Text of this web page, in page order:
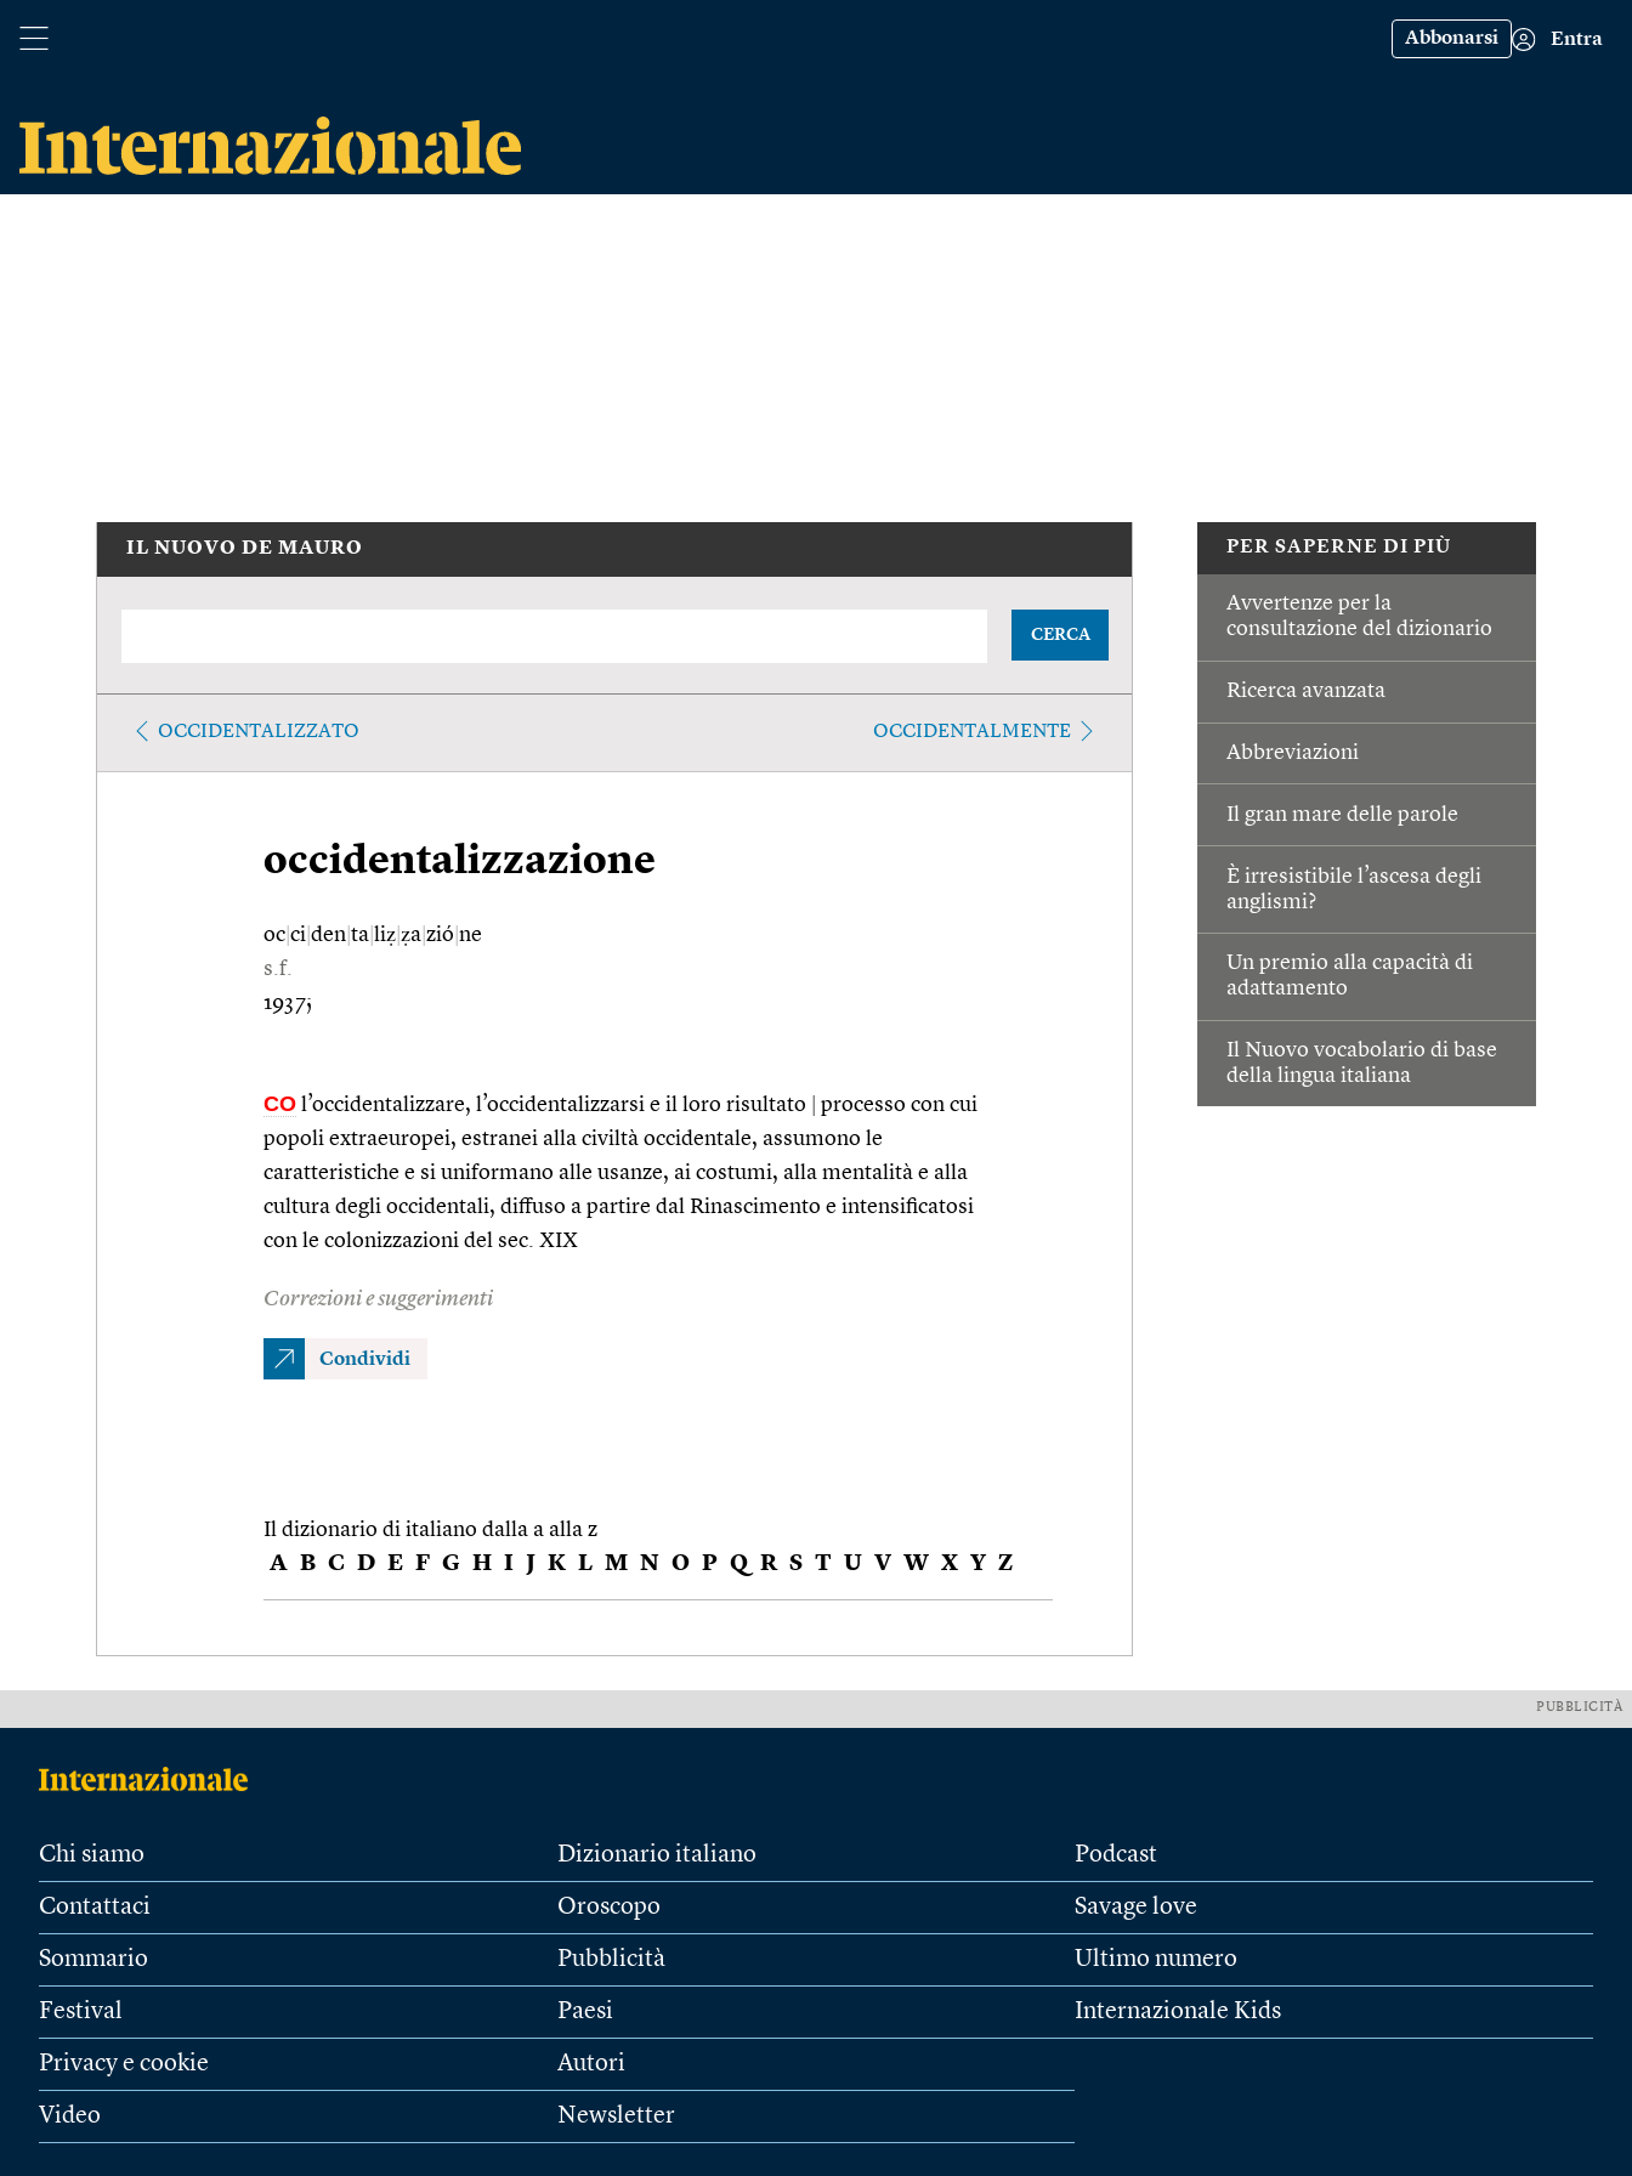
Abbonarsi Entra
PER SAPERNE DI PIÙ
Avvertenze per la
consultazione del dizionario
Ricerca avanzata
Abbreviazioni
Il gran mare delle parole
È irresistibile l’ascesa degli
anglismi?
Un premio alla capacità di
adattamento
Il Nuovo vocabolario di base
della lingua italiana
IL NUOVO DE MAURO
CERCA
OCCIDENTALIZZATO OCCIDENTALMENTE
occidentalizzazione
oc ci den ta liẓ ẓa zió ne
s.f.
1937;
CO l’occidentalizzare, l’occidentalizzarsi e il loro risultato
processo con cui
popoli extraeuropei, estranei alla civiltà occidentale, assumono le
caratteristiche e si uniformano alle usanze, ai costumi, alla mentalità e alla
cultura degli occidentali, diffuso a partire dal Rinascimento e intensificatosi
con le colonizzazioni del sec. XIX
Correzioni e suggerimenti
Condividi
Il dizionario di italiano dalla a alla z
A B C D E F G H I J K L M N O P Q R S T U V W X Y Z
PUBBLICITÀ
Chi siamo
Contattaci
Sommario
Festival
Privacy e cookie
Video
Dizionario italiano
Oroscopo
Pubblicità
Paesi
Autori
Newsletter
Podcast
Savage love
Ultimo numero
Internazionale Kids